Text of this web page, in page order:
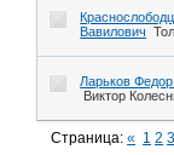
Вавилович
Ларьков
Виктор
Страница:« 1 2 3